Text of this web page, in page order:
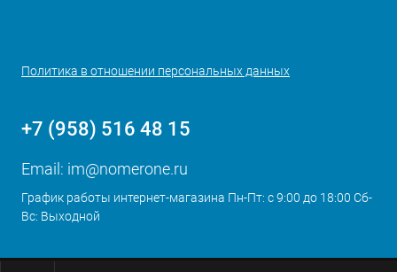
Политика в отношении персональных данных
+7 (958) 516 48 15
Email: im@nomerone.ru
График работы интернет-магазина Пн-Пт: с 9:00 до 18:00 Сб-
Вс: Выходной